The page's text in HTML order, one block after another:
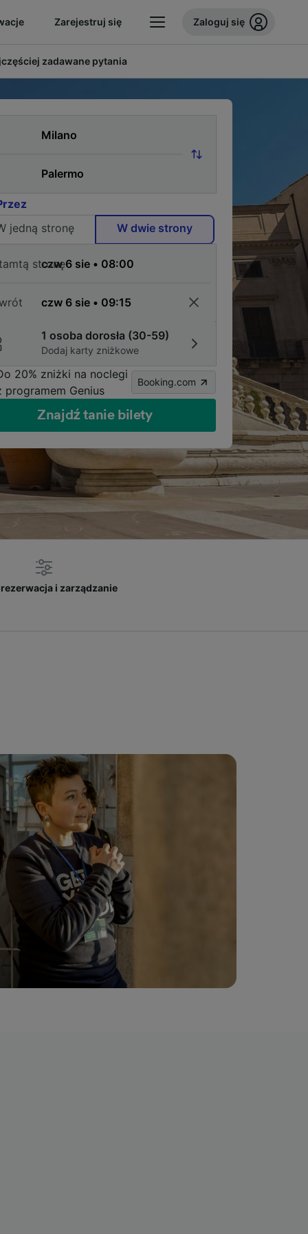
Zarejestruj się Zaloguj się
zadawane pytania
jedną stronę
W dwie strony
stronę
1 osoba dorosła (30-59)
Dodaj karty zniżkowe
20% zniżki na noclegi
programem Genius
Booking.com
Znajdź tanie bilety
i zarządzanie